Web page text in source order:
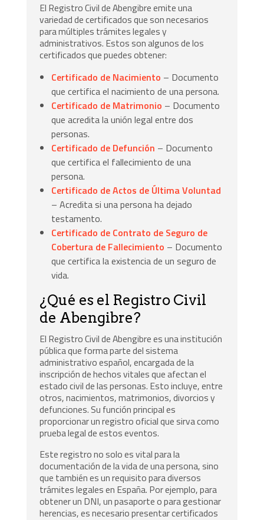
El Registro Civil de Abengibre emite una
variedad de certificados que son necesarios
para múltiples trámites legales y
administrativos. Estos son algunos de los
certificados que puedes obtener:
Certificado de Nacimiento – Documento
que certifica el nacimiento de una persona.
Certificado de Matrimonio – Documento
que acredita la unión legal entre dos
personas.
Certificado de Defunción – Documento
que certifica el fallecimiento de una
persona.
Certificado de Actos de Última Voluntad
– Acredita si una persona ha dejado
testamento.
Certificado de Contrato de Seguro de
Cobertura de Fallecimiento – Documento
que certifica la existencia de un seguro de
vida.
¿Qué es el Registro Civil
de Abengibre?
El Registro Civil de Abengibre es una institución
pública que forma parte del sistema
administrativo español, encargada de la
inscripción de hechos vitales que afectan el
estado civil de las personas. Esto incluye, entre
otros, nacimientos, matrimonios, divorcios y
defunciones. Su función principal es
proporcionar un registro oficial que sirva como
prueba legal de estos eventos.
Este registro no solo es vital para la
documentación de la vida de una persona, sino
que también es un requisito para diversos
trámites legales en España. Por ejemplo, para
obtener un DNI, un pasaporte o para gestionar
herencias, es necesario presentar certificados